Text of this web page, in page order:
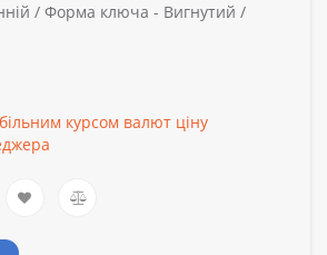
/ Форма ключа - Вигнутий /
курсом валют ціну